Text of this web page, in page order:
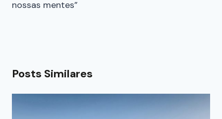
nossas mentes”
Posts Similares